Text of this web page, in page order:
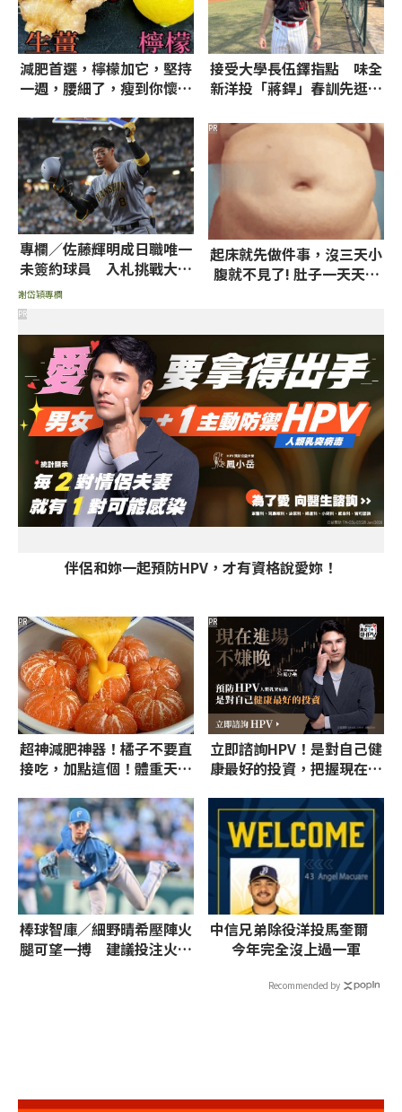
減肥首選，檸檬加它，堅持
一週，腰細了，瘦到你懷疑
接受大學長伍鐸指點 味全
新洋投「蔣銲」春訓先逛斗
專欄／佐藤輝明成日職唯一
未簽約球員 入札挑戰大聯
謝岱穎專欄
起床就先做件事，沒三天小
腹就不見了! 肚子一天天變
PR
伴侶和妳一起預防HPV，才有資格說愛妳！
PR
超神減肥神器！橘子不要直
接吃，加點這個！體重天天
PR
立即諮詢HPV！是對自己健
康最好的投資，把握現在不
PR
棒球智庫／細野晴希壓陣火
腿可望一搏 建議投注火腿
中信兄弟除役洋投馬奎爾
今年完全沒上過一軍
Recommended by